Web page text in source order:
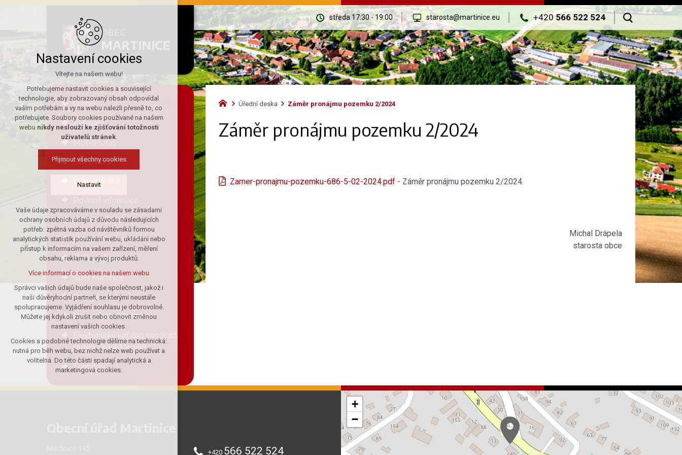
OBEC
středa 17:30 - 19:00 starosta@martinice.eu +420566 522 524
Úřední deska Záměr pronájmu pozemku 2/2024
Záměr pronájmu pozemku 2/2024
Zamer-pronajmu-pozemku-686-5-02-2024.pdf - Záměr pronájmu pozemku 2/2024.
Michal Drápela
starosta obce
O obci
Aktuality
MUNIPOLIS
Obecní úřad
Úřední deska
Portál občana
Vyhlášky a formuláře
Služby a firmy
SDH Martinice
Fotogalerie
Územní plán Martinice
služeb Velké Meziříčí
Kontakty
+420 566 522 524
+
−
Nastavení cookies
Vítejte na našem webu!
Potřebujeme nastavit cookies a související
technologie, aby zobrazovaný obsah odpovídal
vašim potřebám a vy na webu nalezli přesně to, co
potřebujete. Soubory cookies používané na našem
webu nikdy neslouží ke zjišťování totožnosti
uživatelů stránek.
Přijmout všechny cookies
Nastavit
Technická cookies
nutná pro provozování webu
udržení kontextu stránek (session):
případná přihlášení, volby jazyka, apod.
Volitelná cookies
analytická pro anonymizované
vyhodnocení návštěvnosti
marketingová cookies (Google)
Více informací o cookies na našem webu
Přijmout všechny cookies
Odmítnout vše
Vaše údaje zpracováváme v souladu se zásadami
ochrany osobních údajů z důvodu následujících
potřeb: zpětná vazba od návštěvníků formou
analytických statistik používání webu, ukládání nebo
přístup k informacím na vašem zařízení, měření
obsahu, reklama a vývoj produktů.
Více informací o cookies na našem webu
Správci vašich údajů bude naše společnost, jakož i
naši důvěryhodní partneři, se kterými neustále
spolupracujeme. Vyjádření souhlasu je dobrovolné.
Můžete jej kdykoli zrušit nebo obnovit změnou
nastavení vašich cookies.
Cookies a podobné technologie dělíme na technická:
nutná pro běh webu, bez nichž nelze web používat a
volitelná. Do této části spadají analytická a
marketingová cookies.